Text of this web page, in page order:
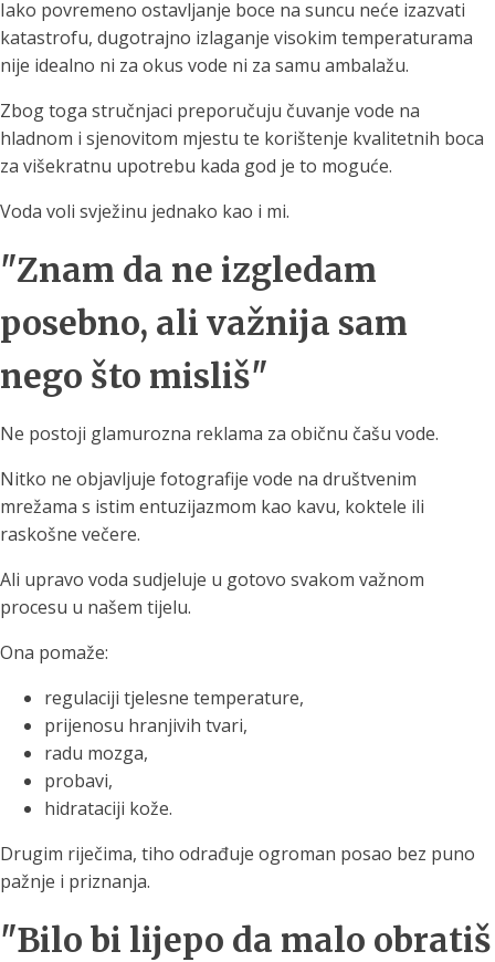
Iako povremeno ostavljanje boce na suncu neće izazvati
katastrofu, dugotrajno izlaganje visokim temperaturama
nije idealno ni za okus vode ni za samu ambalažu.
Zbog toga stručnjaci preporučuju čuvanje vode na
hladnom i sjenovitom mjestu te korištenje kvalitetnih boca
za višekratnu upotrebu kada god je to moguće.
Voda voli svježinu jednako kao i mi.
"Znam da ne izgledam
posebno, ali važnija sam
nego što misliš"
Ne postoji glamurozna reklama za običnu čašu vode.
Nitko ne objavljuje fotografije vode na društvenim
mrežama s istim entuzijazmom kao kavu, koktele ili
raskošne večere.
Ali upravo voda sudjeluje u gotovo svakom važnom
procesu u našem tijelu.
Ona pomaže:
regulaciji tjelesne temperature,
prijenosu hranjivih tvari,
radu mozga,
probavi,
hidrataciji kože.
Drugim riječima, tiho odrađuje ogroman posao bez puno
pažnje i priznanja.
"Bilo bi lijepo da malo obratiš